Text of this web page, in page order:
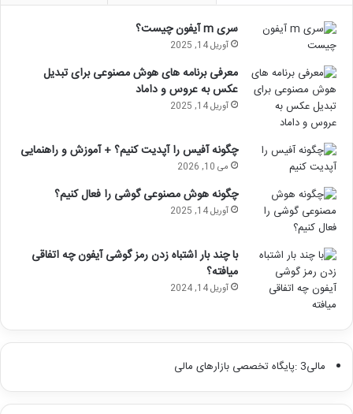
سری m آیفون چیست؟
آوریل 14, 2025
معرفی برنامه های هوش مصنوعی برای تبدیل
عکس به عروس و داماد
آوریل 14, 2025
چگونه آفیس را آپدیت کنیم؟ + آموزش و راهنمایی
می 10, 2026
چگونه هوش مصنوعی گوشی را فعال کنیم؟
آوریل 14, 2025
با چند بار اشتباه زدن رمز گوشی آیفون چه اتفاقی
میافته؟
آوریل 14, 2024
مالی3 :پایگاه تخصصی بازارهای مالی